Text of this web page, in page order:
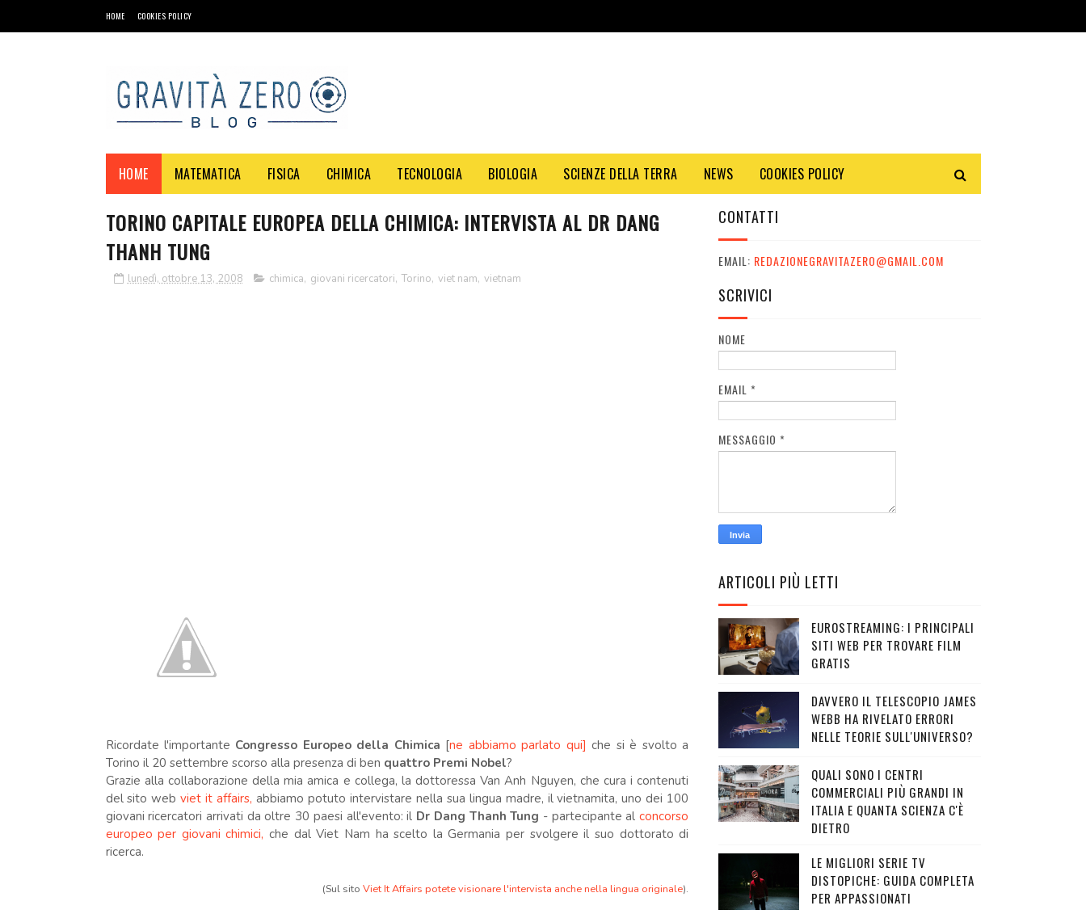
HOME COOKIES POLICY
HOME MATEMATICA FISICA CHIMICA TECNOLOGIA BIOLOGIA SCIENZE DELLA TERRA NEWS COOKIES POLICY
TORINO CAPITALE EUROPEA DELLA CHIMICA: INTERVISTA AL DR DANG
THANH TUNG
lunedì, ottobre 13, 2008 chimica, giovani ricercatori, Torino, viet nam, vietnam
Ricordate l'importante Congresso Europeo della Chimica [ne abbiamo parlato qui] che si è svolto a
Torino il 20 settembre scorso alla presenza di ben quattro Premi Nobel?
Grazie alla collaborazione della mia amica e collega, la dottoressa Van Anh Nguyen, che cura i contenuti
del sito webviet it affairs, abbiamo potuto intervistare nella sua lingua madre, il vietnamita, uno dei 100
giovani ricercatori arrivati da oltre 30 paesi all'evento: il Dr Dang Thanh Tung - partecipante alconcorso
europeo per giovani chimici, che dal Viet Nam ha scelto la Germania per svolgere il suo dottorato di
ricerca.
(Sul sitoViet It Affairs potete visionare l'intervista anche nella lingua originale).
CONTATTI
EMAIL: REDAZIONEGRAVITAZERO@GMAIL.COM
SCRIVICI
NOME
EMAIL *
MESSAGGIO *
ARTICOLI PIÙ LETTI
EUROSTREAMING: I PRINCIPALI
SITI WEB PER TROVARE FILM
GRATIS
DAVVERO IL TELESCOPIO JAMES
WEBB HA RIVELATO ERRORI
NELLE TEORIE SULL'UNIVERSO?
QUALI SONO I CENTRI
COMMERCIALI PIÙ GRANDI IN
ITALIA E QUANTA SCIENZA C'È
DIETRO
LE MIGLIORI SERIE TV
DISTOPICHE: GUIDA COMPLETA
PER APPASSIONATI